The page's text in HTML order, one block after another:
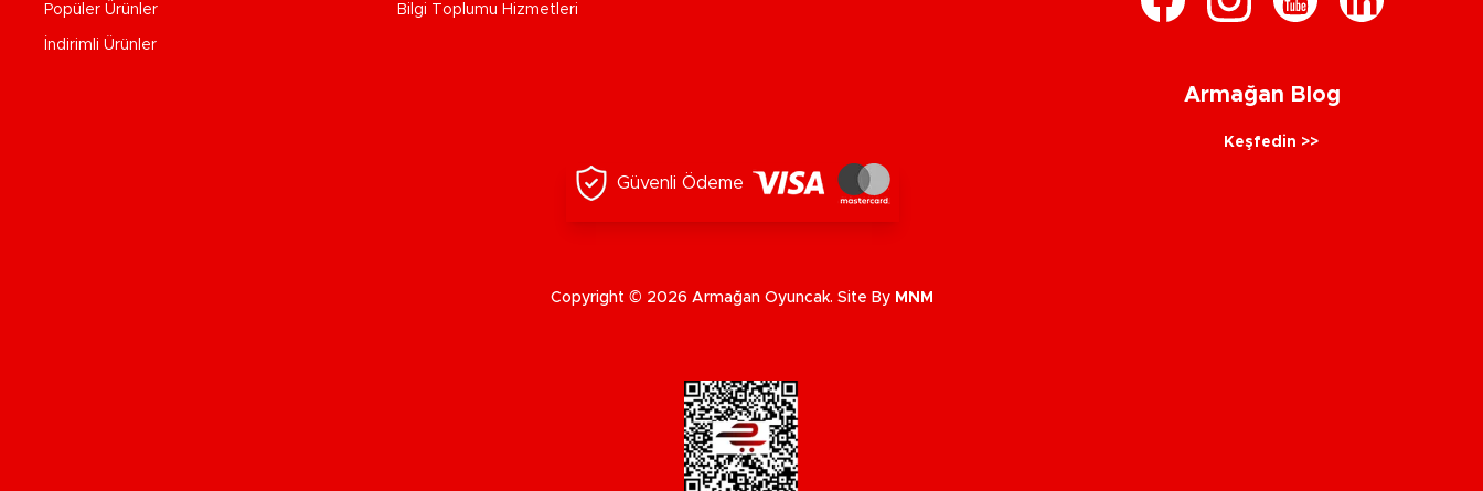
Popüler Ürünler
İndirimli Ürünler
Bilgi Toplumu Hizmetleri
Armağan Blog
Keşfedin >>
Güvenli Ödeme
Copyright © 2026 Armağan Oyuncak. Site By MNM